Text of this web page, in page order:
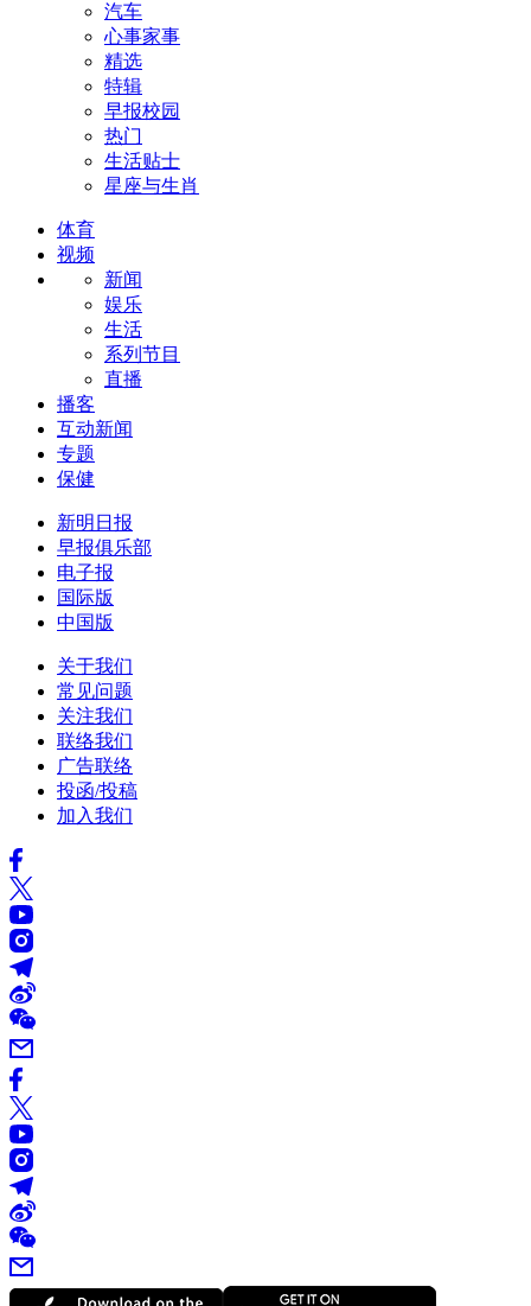
汽车
心事家事
精选
特辑
早报校园
热门
生活贴士
星座与生肖
体育
视频
新闻
娱乐
生活
系列节目
直播
播客
互动新闻
专题
保健
新明日报
早报俱乐部
电子报
国际版
中国版
关于我们
常见问题
关注我们
联络我们
广告联络
投函/投稿
加入我们